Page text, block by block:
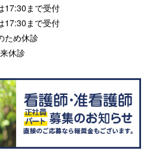
17:30まで受付
17:30まで受付
ため休診
休診